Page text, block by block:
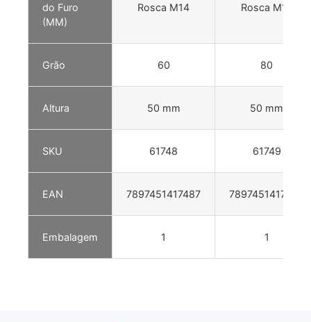
do Furo
(MM)
Rosca M14 Rosca M14
Grão 60 80
Altura 50 mm 50 mm
SKU 61748 61749
EAN 7897451417487 7897451417494
Embalagem 1 1